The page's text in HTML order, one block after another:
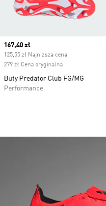
Current price
167,40 zł
125,55 zł Najniższa cena
279 zł Cena oryginalna
Buty Predator Club FG/MG
Performance